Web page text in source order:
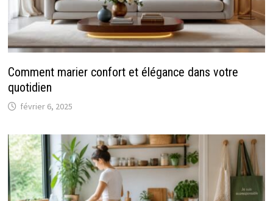
Comment marier confort et élégance dans votre
quotidien
février 6, 2025